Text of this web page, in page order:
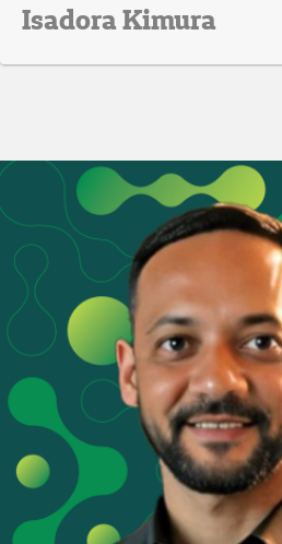
Isadora Kimura